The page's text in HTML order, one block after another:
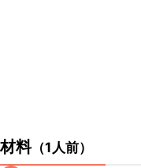
材料（1人前）